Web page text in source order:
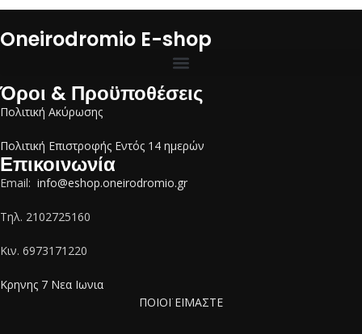
Accessories
Potenti parturient parturie
Oneirodromio E-shop
Όροι & Προϋποθέσεις
Πολιτική Ακύρωσης
Πολιτική Επιστροφής Εντός 14 ημερών
Επικοινωνία
Email: info@eshop.oneirodromio.gr
Tηλ. 2102725160
Κιν. 6973171220
Κρηνης 7 Νεα Ιωνια
ΠΟΙΟΪ ΕΪΜΑΣΤΕ